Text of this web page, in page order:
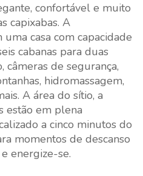
confortável e muito
capixabas. A
casa com capacidade
cabanas para duas
câmeras de segurança,
hidromassagem,
A área do sítio, a
estão em plena
a cinco minutos do
momentos de descanso
energize-se.